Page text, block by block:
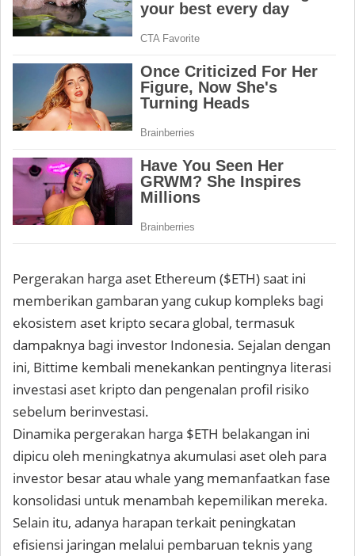
Pergerakan harga aset Ethereum ($ETH) saat ini
memberikan gambaran yang cukup kompleks bagi
ekosistem aset kripto secara global, termasuk
dampaknya bagi investor Indonesia. Sejalan dengan
ini, Bittime kembali menekankan pentingnya literasi
investasi aset kripto dan pengenalan profil risiko
sebelum berinvestasi.
Dinamika pergerakan harga $ETH belakangan ini
dipicu oleh meningkatnya akumulasi aset oleh para
investor besar atau whale yang memanfaatkan fase
konsolidasi untuk menambah kepemilikan mereka.
Selain itu, adanya harapan terkait peningkatan
efisiensi jaringan melalui pembaruan teknis yang